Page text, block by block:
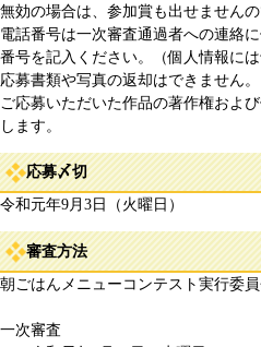
無効の場合は、参加賞も出せませんの
電話番号は一次審査通過者への連絡
番号を記入ください。（個人情報には
応募書類や写真の返却はできません。
ご応募いただいた作品の著作権およ
します。
応募〆切
令和元年9月3日（火曜日）
審査方法
朝ごはんメニューコンテスト実行委
一次審査